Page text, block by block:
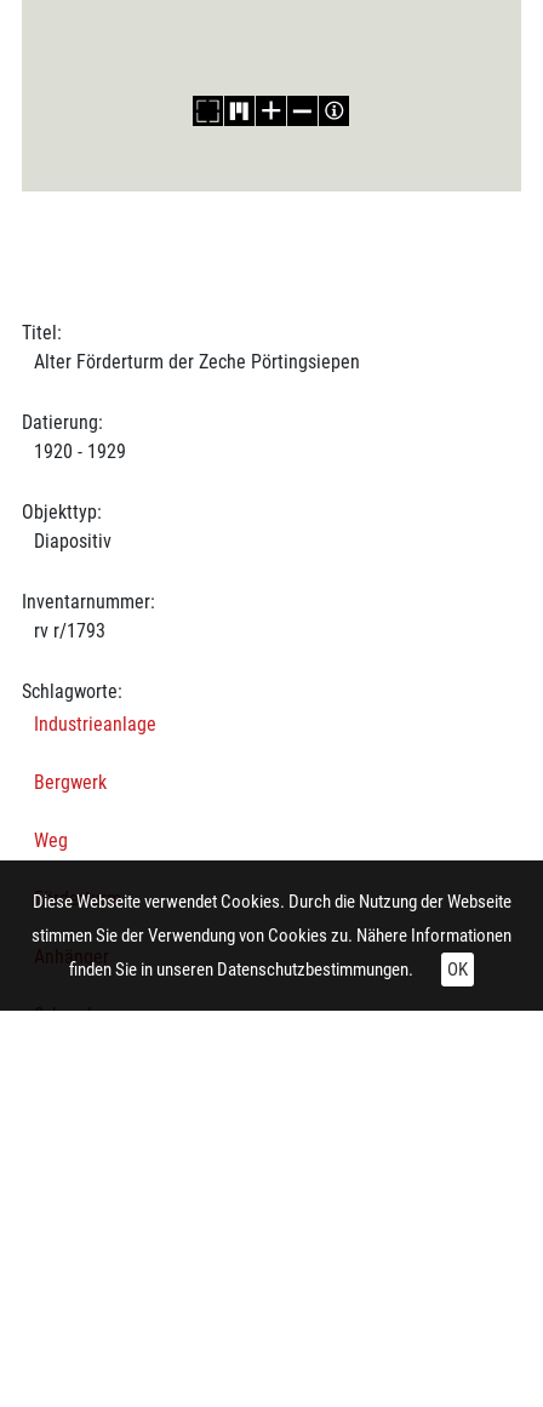
Titel:
Alter Förderturm der Zeche Pörtingsiepen
Datierung:
1920 - 1929
Objekttyp:
Diapositiv
Inventarnummer:
rv r/1793
Schlagworte:
Industrieanlage
Bergwerk
Weg
Förderturm
Anhänger
Schranke
Diese Webseite verwendet Cookies. Durch die Nutzung der Webseite
stimmen Sie der Verwendung von Cookies zu. Nähere Informationen
finden Sie in unseren Datenschutzbestimmungen. OK